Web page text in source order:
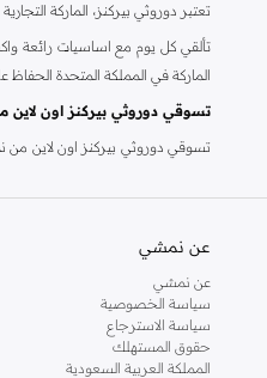
تعتبر دوروثي بيركنز، الماركة
تألقي كل يوم مع اساسيات رائعة
الماركة في المملكة المتحدة
تسوقي دوروثي بيركنز اون
تسوقي دوروثي بيركنز اون لاين من
عن نمشي
عن نمشي
سياسة الخصوصية
سياسة الاسترجاع
حقوق المستهلك
المملكة العربية السعودية